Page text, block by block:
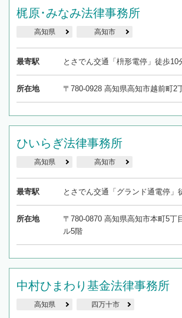
梶原･みなみ法律事務所
高知県 高知市
最寄駅 とさでん交通「枡形電停」徒歩10
所在地 〒780-0928 高知県高知市越前町2
ひいらぎ法律事務所
高知県 高知市
最寄駅 とさでん交通「グランド通電停」
所在地
〒780-0870 高知県高知市本町5丁
ル5階
中村ひまわり基金法律事務所
高知県 四万十市